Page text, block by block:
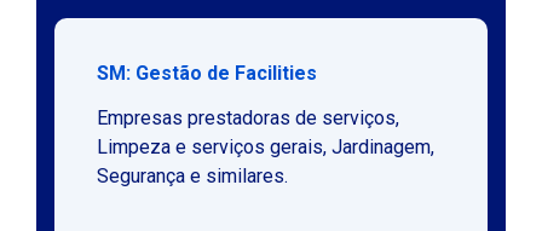
SM: Gestão de Facilities
Empresas prestadoras de serviços,
Limpeza e serviços gerais, Jardinagem,
Segurança e similares.